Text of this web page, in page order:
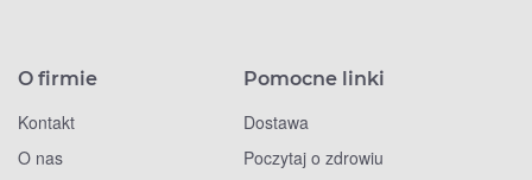
O firmie
Kontakt
O nas
Pomocne linki
Dostawa
Poczytaj o zdrowiu